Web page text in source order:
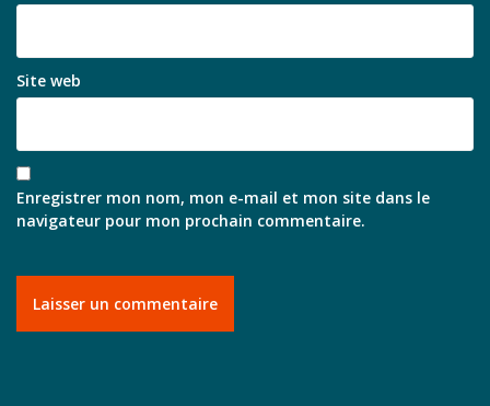
Site web
Enregistrer mon nom, mon e-mail et mon site dans le
navigateur pour mon prochain commentaire.